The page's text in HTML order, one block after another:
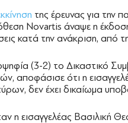
της έρευνας για την
Novartis άναψε η
κατά την ανάκριση, από
(3-2) το Δικαστικό
αποφάσισε ότι η
δεν έχει δικαίωμα
η εισαγγελέας Βασιλική